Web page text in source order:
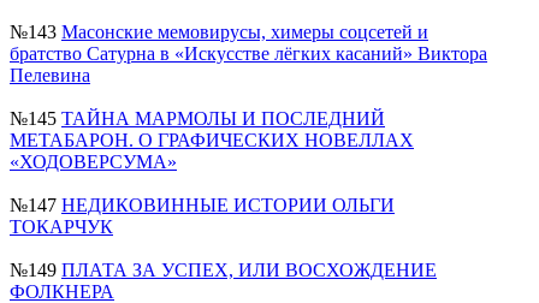
№143 Масонские мемовирусы, химеры соцсетей и
братство Сатурна в «Искусстве лёгких касаний» Виктора
Пелевина
№145 ТАЙНА МАРМОЛЫ И ПОСЛЕДНИЙ
МЕТАБАРОН. О ГРАФИЧЕСКИХ НОВЕЛЛАХ
«ХОДОВЕРСУМА»
№147 НЕДИКОВИННЫЕ ИСТОРИИ ОЛЬГИ
ТОКАРЧУК
№149 ПЛАТА ЗА УСПЕХ, ИЛИ ВОСХОЖДЕНИЕ
ФОЛКНЕРА